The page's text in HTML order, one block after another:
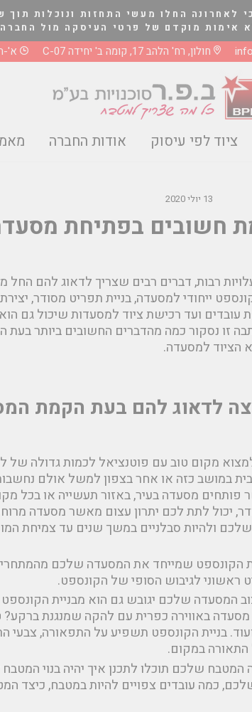
לאחרונה החלו מעשי התחזות ונוכלות
של פרטי העיסקה מול החברה בטלפון 03-5661081 או
חולון, רח' הלהב 17, קומה ב' יחידה C-07 א'-ה' 08:00-
ציוד לפי עיסוק אודות החברה
13 יולי 2020
חשובים בפתיחת
רבות, דברים רבים שצריך לדאוג להם החל
ייחודי למסעדה, בניית תפריט מסודר,
עובדים ועד רכישת ציוד למסעדות שיכול גם
זו נסקור כמה מהדברים החשובים ביותר
הציוד למסעדה.
לדאוג להם בעת הקמת
מקום טוב עם פוטנציאל לכמות גדולה של
במושב כזה או אחר בצפון למשל אולם
פותחים מסעדה בעיר, באזור תעשייה או בכל
יכול לתת לכם יתרון עצום מאשר מסעדה
ולהיות סבלניים במשך שנים עד צמיחת
הקונספט שמייחד את המסעדה שלכם
ראשוני לגיבוש הסופי של הקונספט.
המסעדה שלכם יגובש גם הוא מבניית
באווירה כפרית עם להקה שמנגנת ברקע?
בניית הקונספט תשפיע על התפאורה, צבעי
התאורה במקום.
שלכם תוכלו לתכנן איך יהיה בנוי המטבח
כמה עובדים צפויים להיות במטבח, כיצד